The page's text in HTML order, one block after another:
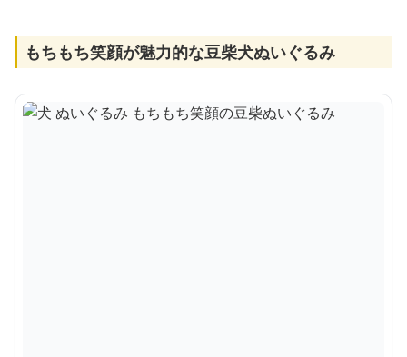
もちもち笑顔が魅力的な豆柴犬ぬいぐるみ